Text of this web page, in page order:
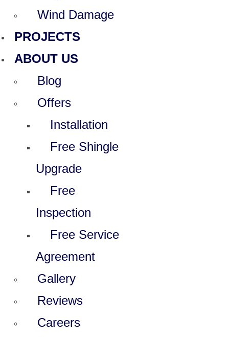
Wind Damage
PROJECTS
ABOUT US
Blog
Offers
Installation
Free Shingle
Upgrade
Free
Inspection
Free Service
Agreement
Gallery
Reviews
Careers